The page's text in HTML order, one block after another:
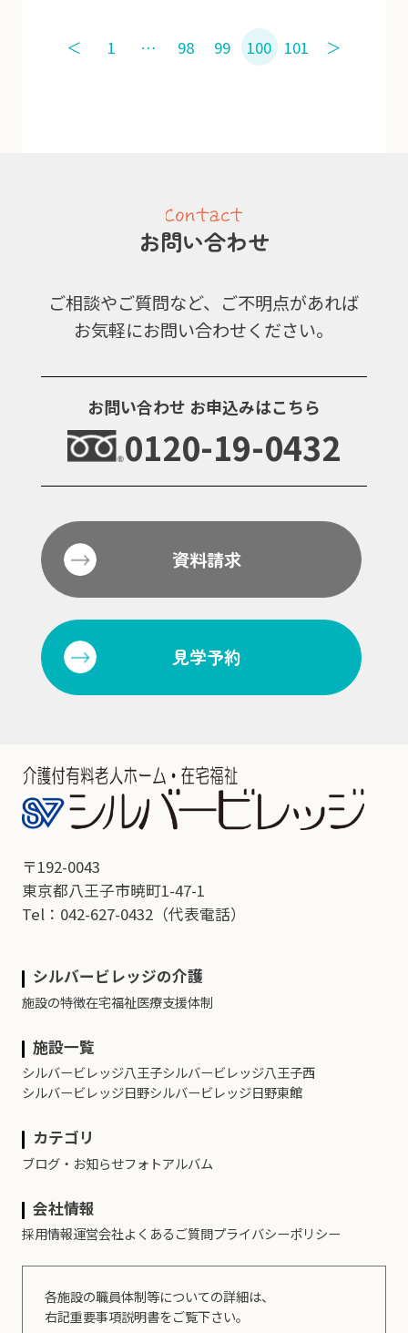
＜ 1 … 98 99 100 101 ＞
お問い合わせ
ご相談やご質問など、ご不明点があれば
お気軽にお問い合わせください。
お問い合わせ お申込みはこちら
0120-19-0432
資料請求
見学予約
〒192-0043
東京都八王子市暁町1-47-1
Tel：042-627-0432（代表電話）
シルバービレッジの介護
施設の特徴在宅福祉医療支援体制
施設一覧
シルバービレッジ八王子シルバービレッジ八王子西
シルバービレッジ日野シルバービレッジ日野東館
カテゴリ
ブログ・お知らせフォトアルバム
会社情報
採用情報運営会社よくあるご質問プライバシーポリシー
各施設の職員体制等についての詳細は、
右記重要事項説明書をご覧下さい。